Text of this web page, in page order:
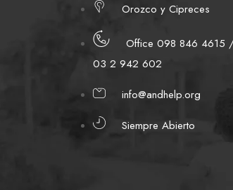
Orozco y Cipreces
Office 098 846 4615
03 2 942 602
info@andhelp.org
Siempre Abierto